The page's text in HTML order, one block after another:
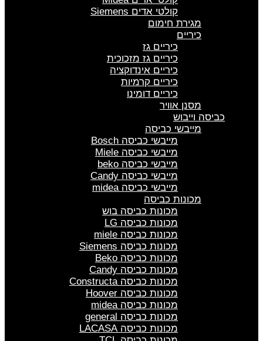
קולטי אדים Siemens
מגירת חימום
כיריים
כיריים גז
כיריים גז מזכוכית
כיריים אינדוקציה
כיריים קרמיות
כיריים דומינו
מסנן אוויר
כביסה וייבוש
מייבשי כביסה
מייבשי כביסה Bosch
מייבשי כביסה Miele
מייבשי כביסה beko
מייבשי כביסה Candy
מייבשי כביסה midea
מכונות כביסה
מכונות כביסה בוש
מכונות כביסה LG
מכונות כביסה miele
מכונות כביסה Siemens
מכונות כביסה Beko
מכונות כביסה Candy
מכונות כביסה Constructa
מכונות כביסה Hoover
מכונות כביסה midea
מכונות כביסה general
מכונות כביסה LACASA